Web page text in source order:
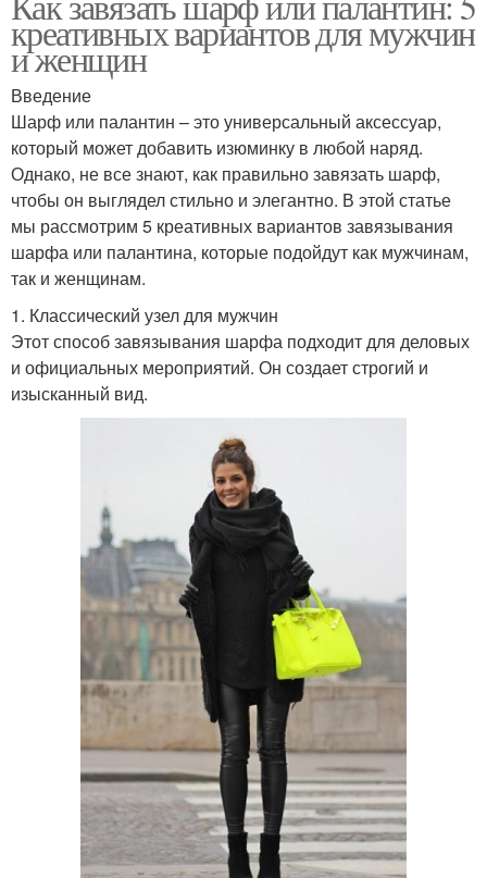
креативных вариантов для мужчин
и женщин
Введение
Шарф или палантин – это универсальный аксессуар,
который может добавить изюминку в любой наряд.
Однако, не все знают, как правильно завязать шарф,
чтобы он выглядел стильно и элегантно. В этой статье
мы рассмотрим 5 креативных вариантов завязывания
шарфа или палантина, которые подойдут как мужчинам,
так и женщинам.
1. Классический узел для мужчин
Этот способ завязывания шарфа подходит для деловых
и официальных мероприятий. Он создает строгий и
изысканный вид.